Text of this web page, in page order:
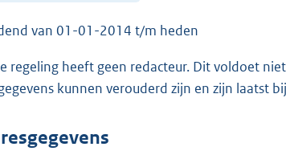
van 01-01-2014 t/m heden
regeling heeft geen redacteur. Dit voldoet
kunnen verouderd zijn en zijn laatst